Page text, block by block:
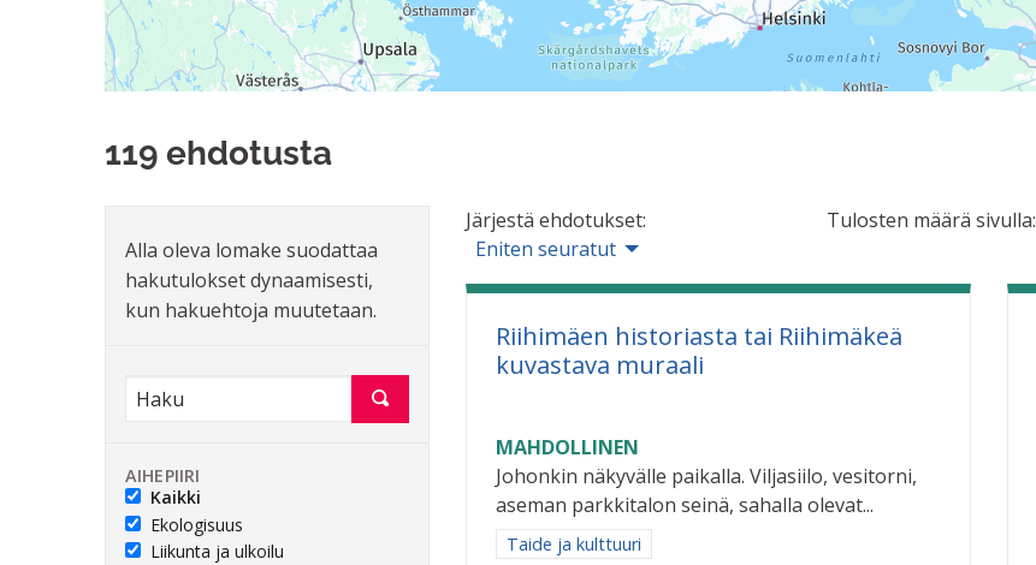
119 ehdotusta
Alla oleva lomake suodattaa
hakutulokset dynaamisesti,
kun hakuehtoja muutetaan.
AIHEPIIRI
Kaikki
Ekologisuus
Liikunta ja ulkoilu
Järjestä ehdotukset:
Eniten seuratut
Tulosten määrä sivulla:
Riihimäen historiasta tai Riihimäkeä
kuvastava muraali
MAHDOLLINEN
Johonkin näkyvälle paikalla. Viljasiilo, vesitorni,
aseman parkkitalon seinä, sahalla olevat...
Rajaa tulokset aihepiirin mukaan: Taide ja kulttuuri
Taide ja kulttuuri